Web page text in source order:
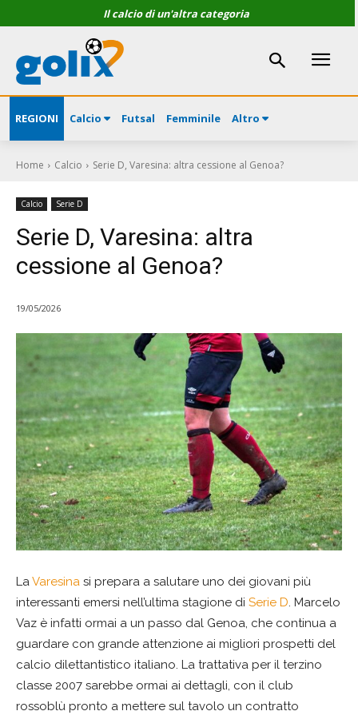
Il calcio di un'altra categoria
REGIONI Calcio Futsal Femminile Altro
Home Calcio Serie D, Varesina: altra cessione al Genoa?
Calcio Serie D
Serie D, Varesina: altra
cessione al Genoa?
19/05/2026
LaVaresina si prepara a salutare uno dei giovani più
interessanti emersi nell’ultima stagione di Serie D. Marcelo
Vaz è infatti ormai a un passo dal Genoa, che continua a
guardare con grande attenzione ai migliori prospetti del
calcio dilettantistico italiano. La trattativa per il terzino
classe 2007 sarebbe ormai ai dettagli, con il club
rossoblù pronto a mettere sul tavolo un contratto